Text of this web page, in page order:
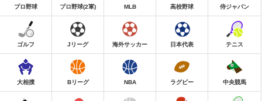
プロ野球 プロ野球(2軍) MLB 高校野球 侍ジャパン
ゴルフ Jリーグ 海外サッカー 日本代表 テニス
大相撲 Bリーグ NBA ラグビー 中央競馬